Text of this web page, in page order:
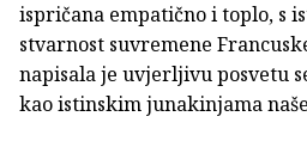
ispričana empatično i toplo, s
stvarnost suvremene
napisala je uvjerljivu posvetu
kao istinskim junakinjama